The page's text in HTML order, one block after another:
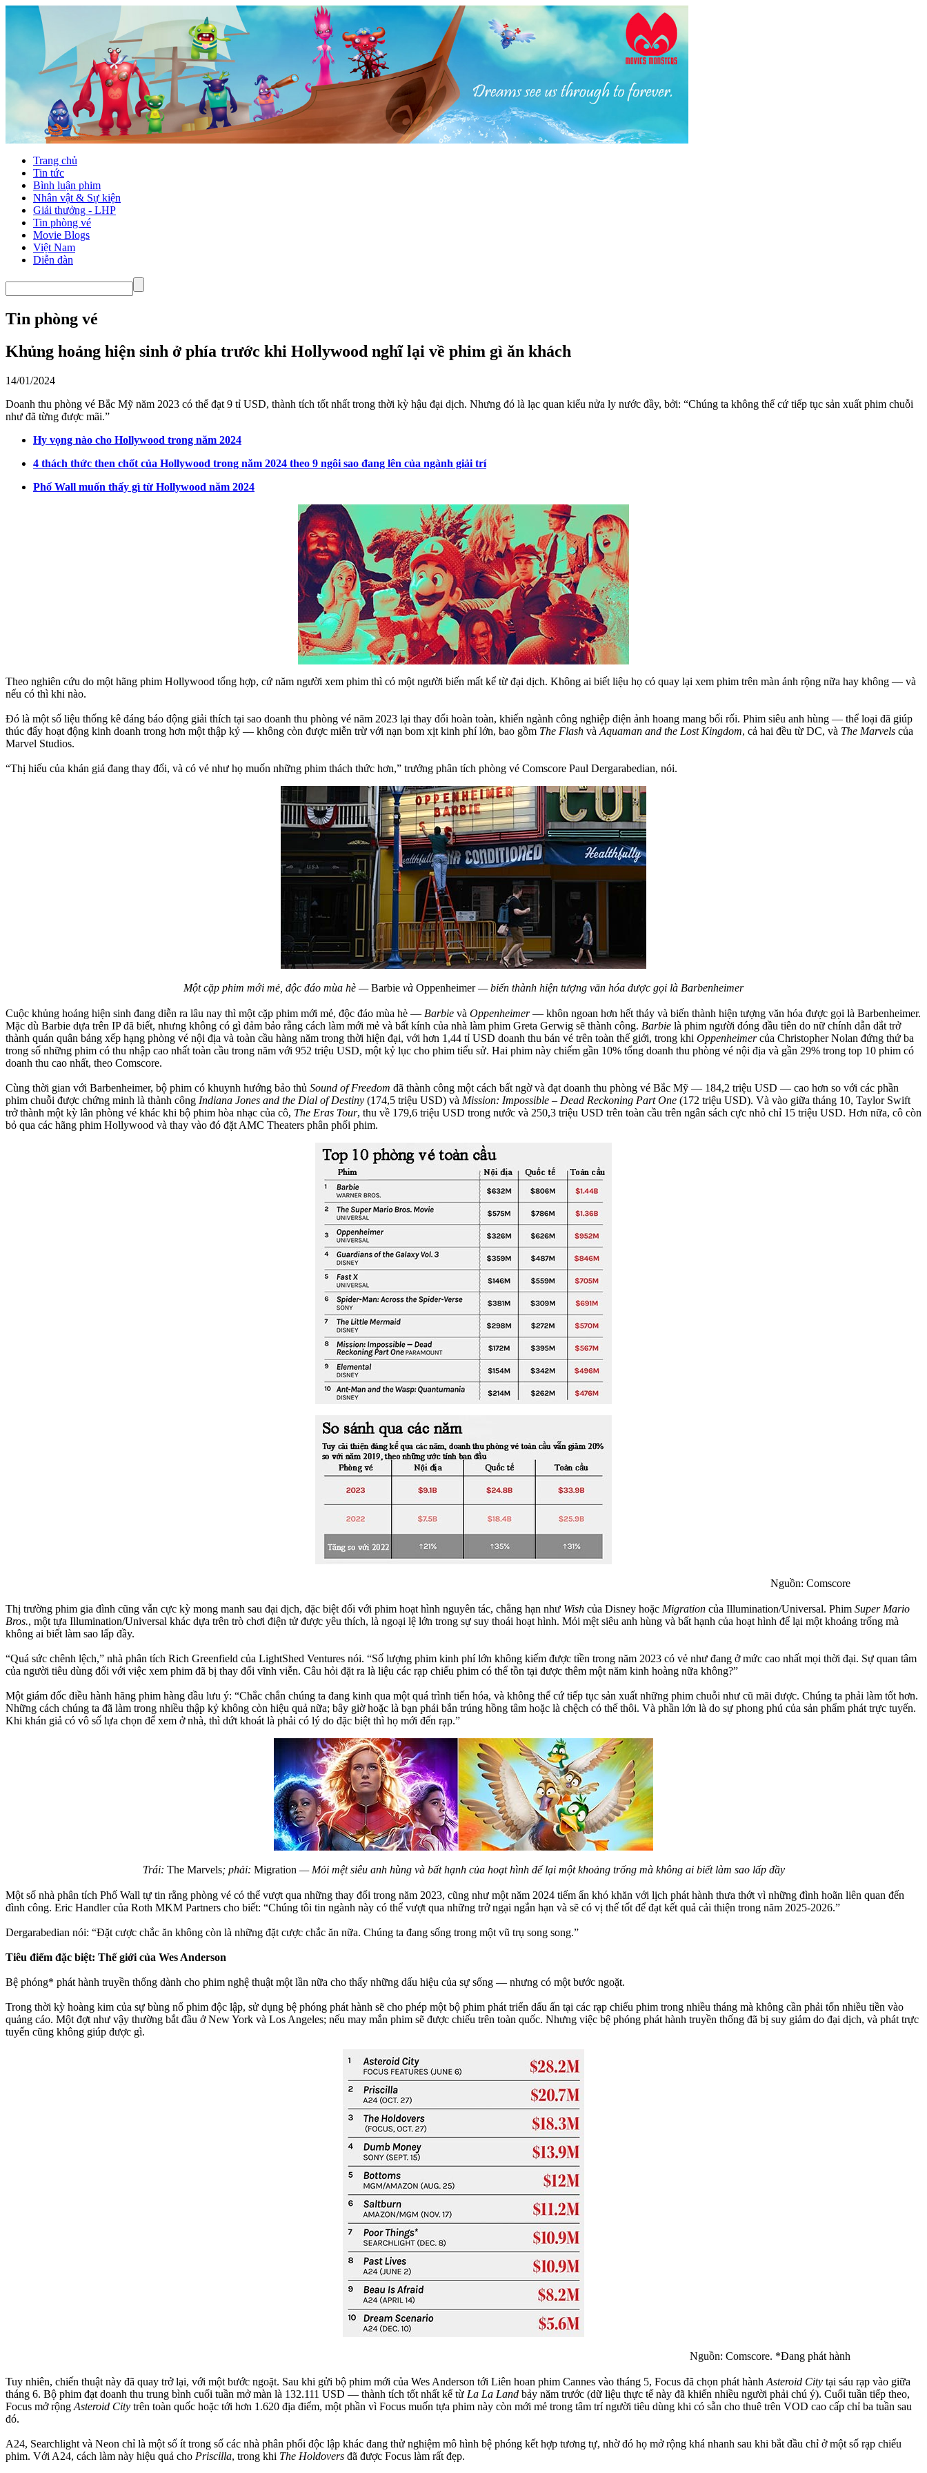
Trang chủ
Tin tức
Bình luận phim
Nhân vật & Sự kiện
Giải thưởng - LHP
Tin phòng vé
Movie Blogs
Việt Nam
Diễn đàn
Tin phòng vé
Khủng hoảng hiện sinh ở phía trước khi Hollywood nghĩ lại về phim gì ăn khách
14/01/2024
Doanh thu phòng vé Bắc Mỹ năm 2023 có thể đạt 9 tỉ USD, thành tích tốt nhất trong thời kỳ hậu đại dịch. Nhưng đó là lạc quan kiểu nửa ly nước đầy, bởi: “Chúng ta không thể cứ tiếp tục sản xuất phim chuỗi
như đã từng được mãi.”
Hy vọng nào cho Hollywood trong năm 2024
4 thách thức then chốt của Hollywood trong năm 2024 theo 9 ngôi sao đang lên của ngành giải trí
Phố Wall muốn thấy gì từ Hollywood năm 2024
Theo nghiên cứu do một hãng phim Hollywood tổng hợp, cứ năm người xem phim thì có một người biến mất kể từ đại dịch. Không ai biết liệu họ có quay lại xem phim trên màn ảnh rộng nữa hay không — và
nếu có thì khi nào.
Đó là một số liệu thống kê đáng báo động giải thích tại sao doanh thu phòng vé năm 2023 lại thay đổi hoàn toàn, khiến ngành công nghiệp điện ảnh hoang mang bối rối. Phim siêu anh hùng — thể loại đã giúp
thúc đẩy hoạt động kinh doanh trong hơn một thập kỷ — không còn được miễn trừ với nạn bom xịt kinh phí lớn, bao gồm The Flash và Aquaman and the Lost Kingdom, cả hai đều từ DC, và The Marvels của
Marvel Studios.
“Thị hiếu của khán giả đang thay đổi, và có vẻ như họ muốn những phim thách thức hơn,” trưởng phân tích phòng vé Comscore Paul Dergarabedian, nói.
Một cặp phim mới mẻ, độc đáo mùa hè —Barbie và Oppenheimer— biến thành hiện tượng văn hóa được gọi là Barbenheimer
Cuộc khủng hoảng hiện sinh đang diễn ra lâu nay thì một cặp phim mới mẻ, độc đáo mùa hè — Barbie và Oppenheimer— khôn ngoan hơn hết thảy và biến thành hiện tượng văn hóa được gọi là Barbenheimer.
Mặc dù Barbie dựa trên IP đã biết, nhưng không có gì đảm bảo rằng cách làm mới mẻ và bất kính của nhà làm phim Greta Gerwig sẽ thành công. Barbie là phim người đóng đầu tiên do nữ chính dẫn dắt trở
thành quán quân bảng xếp hạng phòng vé nội địa và toàn cầu hàng năm trong thời hiện đại, với hơn 1,44 tỉ USD doanh thu bán vé trên toàn thế giới, trong khi Oppenheimercủa Christopher Nolan đứng thứ ba
trong số những phim có thu nhập cao nhất toàn cầu trong năm với 952 triệu USD, một kỷ lục cho phim tiểu sử. Hai phim này chiếm gần 10% tổng doanh thu phòng vé nội địa và gần 29% trong top 10 phim có
doanh thu cao nhất, theo Comscore.
Cùng thời gian với Barbenheimer, bộ phim có khuynh hướng bảo thủ Sound of Freedom đã thành công một cách bất ngờ và đạt doanh thu phòng vé Bắc Mỹ — 184,2 triệu USD — cao hơn so với các phần
phim chuỗi được chứng minh là thành công Indiana Jones and the Dial of Destiny (174,5 triệu USD) và Mission: Impossible – Dead Reckoning Part One (172 triệu USD). Và vào giữa tháng 10, Taylor Swift
trở thành một kỳ lân phòng vé khác khi bộ phim hòa nhạc của cô, The Eras Tour, thu về 179,6 triệu USD trong nước và 250,3 triệu USD trên toàn cầu trên ngân sách cực nhỏ chỉ 15 triệu USD. Hơn nữa, cô còn
bỏ qua các hãng phim Hollywood và thay vào đó đặt AMC Theaters phân phối phim.
Nguồn: Comscore
Thị trường phim gia đình cũng vẫn cực kỳ mong manh sau đại dịch, đặc biệt đối với phim hoạt hình nguyên tác, chẳng hạn như Wish của Disney hoặc Migration của Illumination/Universal. Phim Super Mario
Bros., một tựa Illumination/Universal khác dựa trên trò chơi điện tử được yêu thích, là ngoại lệ lớn trong sự suy thoái hoạt hình. Mỏi mệt siêu anh hùng và bất hạnh của hoạt hình để lại một khoảng trống mà
không ai biết làm sao lấp đầy.
“Quá sức chênh lệch,” nhà phân tích Rich Greenfield của LightShed Ventures nói. “Số lượng phim kinh phí lớn không kiếm được tiền trong năm 2023 có vẻ như đang ở mức cao nhất mọi thời đại. Sự quan tâm
của người tiêu dùng đối với việc xem phim đã bị thay đổi vĩnh viễn. Câu hỏi đặt ra là liệu các rạp chiếu phim có thể tồn tại được thêm một năm kinh hoàng nữa không?”
Một giám đốc điều hành hãng phim hàng đầu lưu ý: “Chắc chắn chúng ta đang kinh qua một quá trình tiến hóa, và không thể cứ tiếp tục sản xuất những phim chuỗi như cũ mãi được. Chúng ta phải làm tốt hơn.
Những cách chúng ta đã làm trong nhiều thập kỷ không còn hiệu quả nữa; bây giờ hoặc là bạn phải bắn trúng hồng tâm hoặc là chệch có thế thôi. Và phần lớn là do sự phong phú của sản phẩm phát trực tuyến.
Khi khán giả có vô số lựa chọn để xem ở nhà, thì dứt khoát là phải có lý do đặc biệt thì họ mới đến rạp.”
Trái: The Marvels; phải: Migration — Mỏi mệt siêu anh hùng và bất hạnh của hoạt hình để lại một khoảng trống mà không ai biết làm sao lấp đầy
Một số nhà phân tích Phố Wall tự tin rằng phòng vé có thể vượt qua những thay đổi trong năm 2023, cũng như một năm 2024 tiếm ẩn khó khăn với lịch phát hành thưa thớt vì những đình hoãn liên quan đến
đình công. Eric Handler của Roth MKM Partners cho biết: “Chúng tôi tin ngành này có thể vượt qua những trở ngại ngắn hạn và sẽ có vị thế tốt để đạt kết quả cải thiện trong năm 2025-2026.”
Dergarabedian nói: “Đặt cược chắc ăn không còn là những đặt cược chắc ăn nữa. Chúng ta đang sống trong một vũ trụ song song.”
Tiêu điểm đặc biệt: Thế giới của Wes Anderson
Bệ phóng* phát hành truyền thống dành cho phim nghệ thuật một lần nữa cho thấy những dấu hiệu của sự sống — nhưng có một bước ngoặt.
Trong thời kỳ hoàng kim của sự bùng nổ phim độc lập, sử dụng bệ phóng phát hành sẽ cho phép một bộ phim phát triển dấu ấn tại các rạp chiếu phim trong nhiều tháng mà không cần phải tốn nhiều tiền vào
quảng cáo. Một đợt như vậy thường bắt đầu ở New York và Los Angeles; nếu may mắn phim sẽ được chiếu trên toàn quốc. Nhưng việc bệ phóng phát hành truyền thống đã bị suy giảm do đại dịch, và phát trực
tuyến cũng không giúp được gì.
Nguồn: Comscore. *Đang phát hành
Tuy nhiên, chiến thuật này đã quay trở lại, với một bước ngoặt. Sau khi gửi bộ phim mới của Wes Anderson tới Liên hoan phim Cannes vào tháng 5, Focus đã chọn phát hành Asteroid City tại sáu rạp vào giữa
tháng 6. Bộ phim đạt doanh thu trung bình cuối tuần mở màn là 132.111 USD — thành tích tốt nhất kể từ La La Land bảy năm trước (dữ liệu thực tế này đã khiến nhiều người phải chú ý). Cuối tuần tiếp theo,
Focus mở rộng Asteroid City trên toàn quốc hoặc tới hơn 1.620 địa điểm, một phần vì Focus muốn tựa phim này còn mới mẻ trong tâm trí người tiêu dùng khi có sẵn cho thuê trên VOD cao cấp chỉ ba tuần sau
đó.
A24, Searchlight và Neon chỉ là một số ít trong số các nhà phân phối độc lập khác đang thử nghiệm mô hình bệ phóng kết hợp tương tự, nhờ đó họ mở rộng khá nhanh sau khi bắt đầu chỉ ở một số rạp chiếu
phim. Với A24, cách làm này hiệu quả cho Priscilla, trong khi The Holdovers đã được Focus làm rất đẹp.